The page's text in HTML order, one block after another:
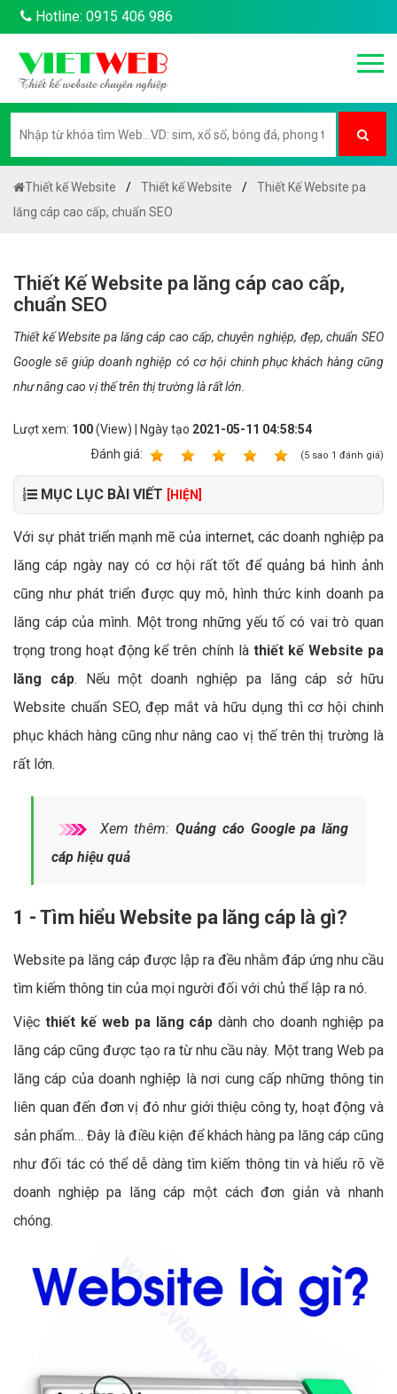
Hotline: 0915 406 986
Thiết kế Website Thiết kế Website
Thiết Kế Website pa
lăng cáp cao cấp, chuẩn SEO
Thiết Kế Website pa lăng cáp cao cấp,
chuẩn SEO
Thiết kế Website pa lăng cáp cao cấp, chuyên nghiệp, đẹp, chuẩn SEO
Google sẽ giúp doanh nghiệp có cơ hội chinh phục khách hàng cũng
như nâng cao vị thế trên thị trường là rất lớn.
Lượt xem: 100(View) | Ngày tạo 2021-05-11 04:58:54
Ðánh giá:
(5 sao 1 đánh giá)
MỤC LỤC BÀI VIẾT [HIỆN]
Với sự phát triển mạnh mẽ của internet, các doanh nghiệp pa
lăng cáp ngày nay có cơ hội rất tốt để quảng bá hình ảnh
cũng như phát triển được quy mô, hình thức kinh doanh pa
lăng cáp của mình. Một trong những yếu tố có vai trò quan
trọng trong hoạt động kể trên chính là thiết kế Website pa
lăng cáp. Nếu một doanh nghiệp pa lăng cáp sở hữu
Website chuẩn SEO, đẹp mắt và hữu dụng thì cơ hội chinh
phục khách hàng cũng như nâng cao vị thế trên thị trường là
rất lớn.
Xem thêm:Quảng cáo Google pa lăng
cáp hiệu quả
1 - Tìm hiểu Website pa lăng cáp là gì?
Website pa lăng cáp được lập ra đều nhằm đáp ứng nhu cầu
tìm kiếm thông tin của mọi người đối với chủ thể lập ra nó.
Việc thiết kế web pa lăng cáp dành cho doanh nghiệp pa
lăng cáp cũng được tạo ra từ nhu cầu này. Một trang Web pa
lăng cáp của doanh nghiệp là nơi cung cấp những thông tin
liên quan đến đơn vị đó như giới thiệu công ty, hoạt động và
sản phẩm… Đây là điều kiện để khách hàng pa lăng cáp cũng
như đối tác có thể dễ dàng tìm kiếm thông tin và hiểu rõ về
doanh nghiệp pa lăng cáp một cách đơn giản và nhanh
chóng.